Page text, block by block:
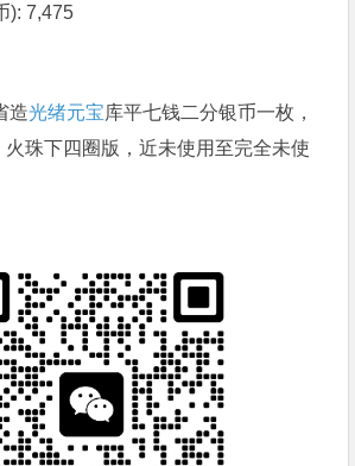
): 7,475
造光绪元宝库平七钱二分银币一枚，
火珠下四圈版，近未使用至完全未使